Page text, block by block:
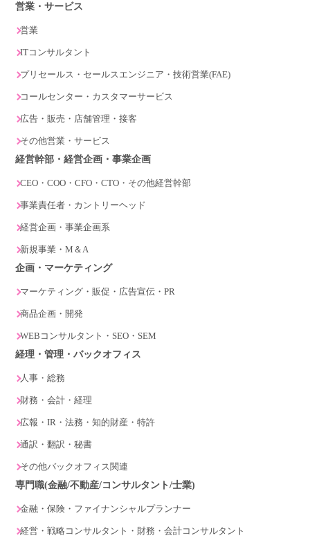
営業・サービス
営業
ITコンサルタント
プリセールス・セールスエンジニア・技術営業(FAE)
コールセンター・カスタマーサービス
広告・販売・店舗管理・接客
その他営業・サービス
経営幹部・経営企画・事業企画
CEO・COO・CFO・CTO・その他経営幹部
事業責任者・カントリーヘッド
経営企画・事業企画系
新規事業・M＆A
企画・マーケティング
マーケティング・販促・広告宣伝・PR
商品企画・開発
WEBコンサルタント・SEO・SEM
経理・管理・バックオフィス
人事・総務
財務・会計・経理
広報・IR・法務・知的財産・特許
通訳・翻訳・秘書
その他バックオフィス関連
専門職(金融/不動産/コンサルタント/士業)
金融・保険・ファイナンシャルプランナー
経営・戦略コンサルタント・財務・会計コンサルタント